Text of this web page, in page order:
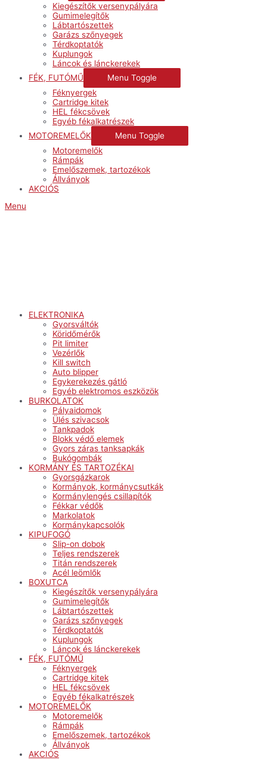
Kiegészítők versenypályára
Gumimelegítők
Lábtartószettek
Garázs szőnyegek
Térdkoptatók
Kuplungok
Láncok és lánckerekek
FÉK, FUTÓMŰ
Menu Toggle
Féknyergek
Cartridge kitek
HEL fékcsövek
Egyéb fékalkatrészek
MOTOREMELŐK
Menu Toggle
Motoremelők
Rámpák
Emelőszemek, tartozékok
Állványok
AKCIÓS
Menu
ELEKTRONIKA
Gyorsváltók
Köridőmérők
Pit limiter
Vezérlők
Kill switch
Auto blipper
Egykerekezés gátló
Egyéb elektromos eszközök
BURKOLATOK
Pályaidomok
Ülés szivacsok
Tankpadok
Blokk védő elemek
Gyors záras tanksapkák
Bukógombák
KORMÁNY ÉS TARTOZÉKAI
Gyorsgázkarok
Kormányok, kormánycsutkák
Kormánylengés csillapítók
Fékkar védők
Markolatok
Kormánykapcsolók
KIPUFOGÓ
Slip-on dobok
Teljes rendszerek
Titán rendszerek
Acél leömlők
BOXUTCA
Kiegészítők versenypályára
Gumimelegítők
Lábtartószettek
Garázs szőnyegek
Térdkoptatók
Kuplungok
Láncok és lánckerekek
FÉK, FUTÓMŰ
Féknyergek
Cartridge kitek
HEL fékcsövek
Egyéb fékalkatrészek
MOTOREMELŐK
Motoremelők
Rámpák
Emelőszemek, tartozékok
Állványok
AKCIÓS